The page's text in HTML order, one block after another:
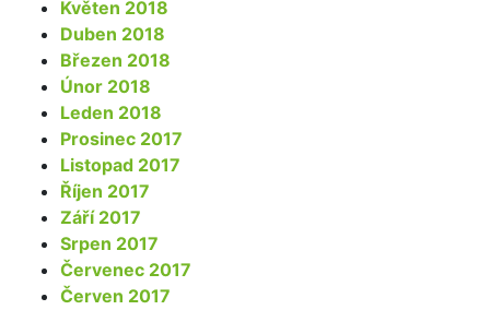
Květen 2018
Duben 2018
Březen 2018
Únor 2018
Leden 2018
Prosinec 2017
Listopad 2017
Říjen 2017
Září 2017
Srpen 2017
Červenec 2017
Červen 2017